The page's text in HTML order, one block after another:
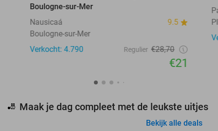
Boulogne-sur-Mer
Nausicaá
9.5
Boulogne-sur-Mer
Verkocht: 4.790
Regulier €28,70
€21
🎳 Maak je dag compleet met de leukste uitjes
Bekijk alle deals